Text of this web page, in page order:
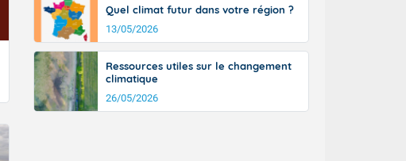
Quel climat futur dans votre région ?
13/05/2026
Ressources utiles sur le changement
climatique
26/05/2026